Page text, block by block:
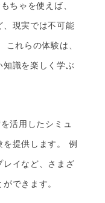
ちゃを使えば、
、現実では不可能
これらの体験は、
識を楽しく学ぶ
活用したシミュ
を提供します。 例
レイなど、さまざ
できます。